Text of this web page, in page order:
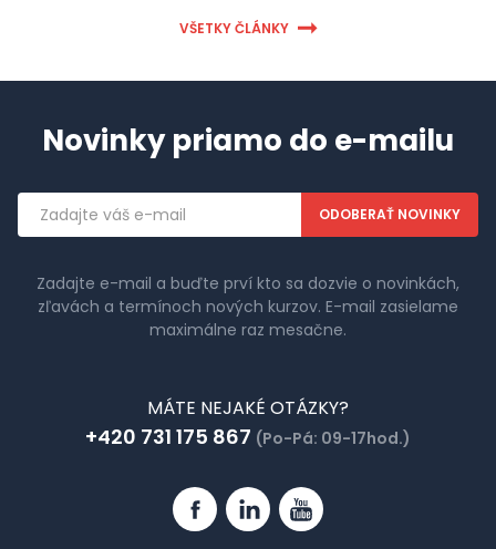
VŠETKY ČLÁNKY
Novinky priamo do e-mailu
Emailová
adresa
Zadajte e-mail a buďte prví kto sa dozvie o novinkách,
zľavách a termínoch nových kurzov. E-mail zasielame
maximálne raz mesačne.
MÁTE NEJAKÉ OTÁZKY?
+420 731 175 867 (Po-Pá: 09-17hod.)
FacebookLinkedinYouTube